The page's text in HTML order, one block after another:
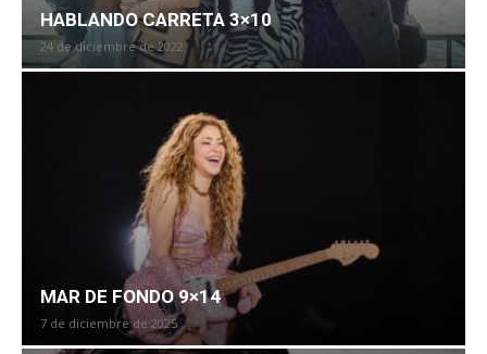
HABLANDO CARRETA 3×10
24 de diciembre de 2022
MAR DE FONDO 9×14
7 de diciembre de 2025